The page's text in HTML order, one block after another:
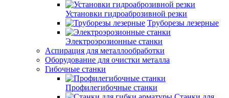
Установки гидроаброзивной резки
Труборезы лезерные
Электроэрозионные станки
Аспирация для металлообработки
Оборудование для очистки металла
Гибочные станки
Профилегибочные станки